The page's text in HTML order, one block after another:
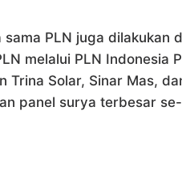
PLN juga dilakukan
melalui PLN Indonesia
Trina Solar, Sinar Mas,
panel surya terbesar